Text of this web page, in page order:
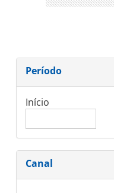
Período
Início
Canal